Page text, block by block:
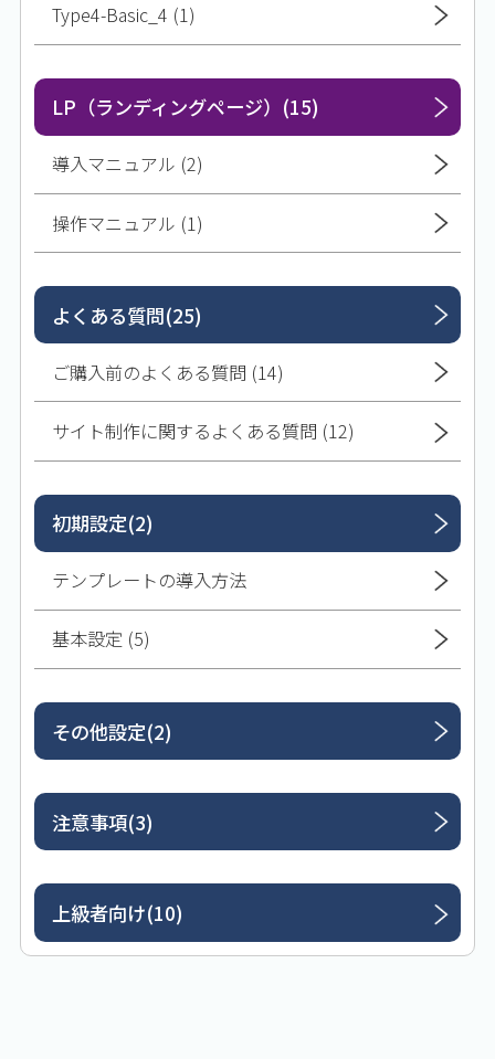
Type4-Basic_4 (1)
LP（ランディングページ）(15)
導入マニュアル (2)
操作マニュアル (1)
よくある質問(25)
ご購入前のよくある質問 (14)
サイト制作に関するよくある質問 (12)
初期設定(2)
テンプレートの導入方法
基本設定 (5)
その他設定(2)
注意事項(3)
上級者向け(10)